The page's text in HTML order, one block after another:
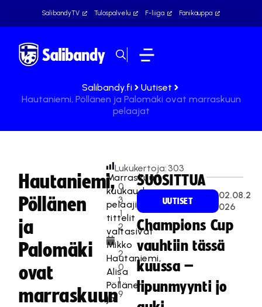
SalibandyTV Tulospalvelu F-liiga Fanikauppa
Salibandy.fi
Uutiset
Hautaniemi, Pöllänen ja Palomäki ovat marraskuun
pelaajat
Hautaniemi,
Pöllänen
ja
Palomäki
ovat
marraskuun
0
3
.1
2
.
2
0
1
9
Lukukertoja: 303
Marraskuun
kuukauden
pelaajien
tittelit
valtasivat
Mikko
Hautaniemi,
Alisa
Pöllänen
ja
SUOSITTUA
UUTISET
02.08.2
026
Champions Cup
vauhtiin tässä
kuussa –
lipunmyynti jo